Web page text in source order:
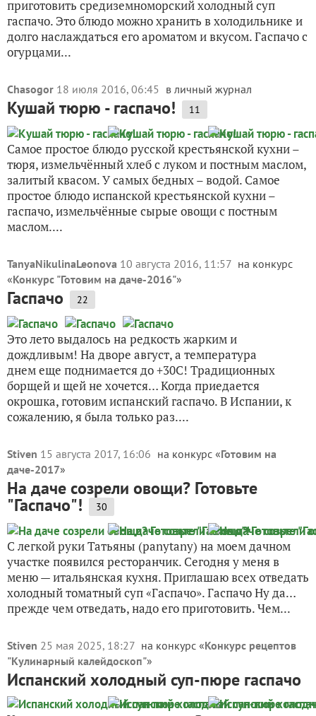
приготовить средиземноморский холодный суп
гаспачо. Это блюдо можно хранить в холодильнике и
долго наслаждаться его ароматом и вкусом. Гаспачо с
огурцами...
Chasogor 18 июля 2016, 06:45 в личный журнал
Кушай тюрю - гаспачо! 11
Самое простое блюдо русской крестьянской кухни –
тюря, измельчённый хлеб с луком и постным маслом,
залитый квасом. У самых бедных – водой. Самое
простое блюдо испанской крестьянской кухни –
гаспачо, измельчённые сырые овощи с постным
маслом....
TanyaNikulinaLeonova 10 августа 2016, 11:57 на конкурс
«Конкурс "Готовим на даче-2016"»
Гаспачо 22
Это лето выдалось на редкость жарким и
дождливым! На дворе август, а температура
днем еще поднимается до +30С! Традиционных
борщей и щей не хочется… Когда приедается
окрошка, готовим испанский гаспачо. В Испании, к
сожалению, я была только раз....
Stiven 15 августа 2017, 16:06 на конкурс «Готовим на
даче-2017»
На даче созрели овощи? Готовьте
"Гаспачо"! 30
С легкой руки Татьяны (panytany) на моем дачном
участке появился ресторанчик. Сегодня у меня в
меню — итальянская кухня. Приглашаю всех отведать
холодный томатный суп «Гаспачо». Гаспачо Ну да…
прежде чем отведать, надо его приготовить. Чем...
Stiven 25 мая 2025, 18:27 на конкурс «Конкурс рецептов
"Кулинарный калейдоскоп"»
Испанский холодный суп-пюре гаспачо